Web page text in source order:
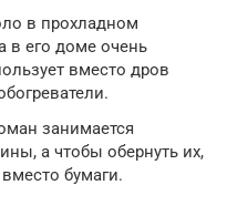
в прохладном
в его доме очень
вместо дров
занимается
а чтобы обернуть их,
бумаги.